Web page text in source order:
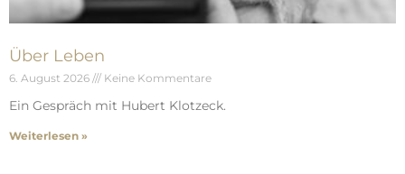
Über Leben
6. August 2026 Keine Kommentare
Ein Gespräch mit Hubert Klotzeck.
Weiterlesen »